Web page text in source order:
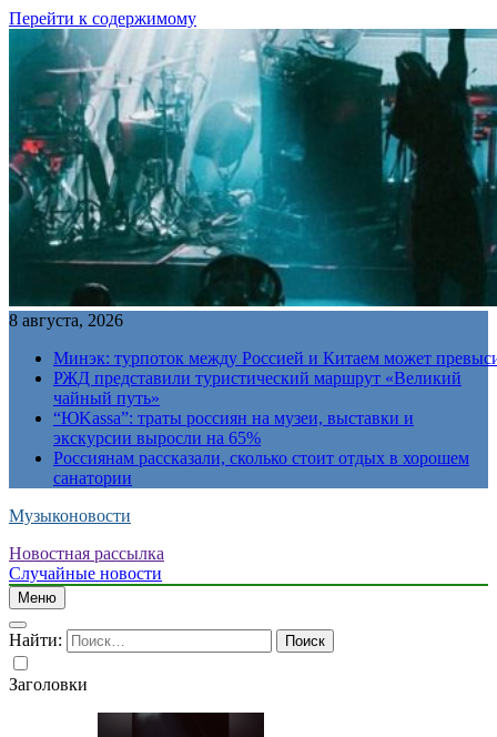
Перейти к содержимому
8 августа, 2026
Минэк: турпоток между Россией и Китаем может
РЖД представили туристический маршрут «Великий
чайный путь»
“ЮKassa”: траты россиян на музеи, выставки и
экскурсии выросли на 65%
Россиянам рассказали, сколько стоит отдых в хорошем
санатории
Музыконовости
Новостная рассылка
Случайные новости
Меню
Найти:
Заголовки